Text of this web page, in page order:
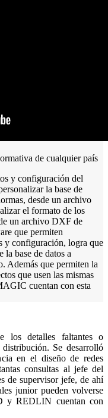
de cualquier país
y configuración del
la base de
desde un archivo
el formato de los
un archivo DXF de
que permiten
y configuración, logra que
la base de datos a
Además que permiten la
que usen las mismas
cuentan con esta
los detalles faltantes o
Se desarrolló
en el diseño de redes
consultas al jefe del
de supervisor jefe, de ahí
junior pueden volverse
y REDLIN cuentan con